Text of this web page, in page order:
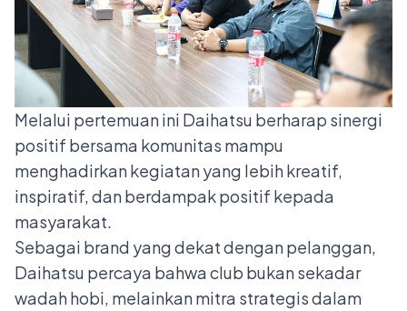
Melalui pertemuan ini Daihatsu berharap sinergi
positif bersama komunitas mampu
menghadirkan kegiatan yang lebih kreatif,
inspiratif, dan berdampak positif kepada
masyarakat.
Sebagai brand yang dekat dengan pelanggan,
Daihatsu percaya bahwa club bukan sekadar
wadah hobi, melainkan mitra strategis dalam